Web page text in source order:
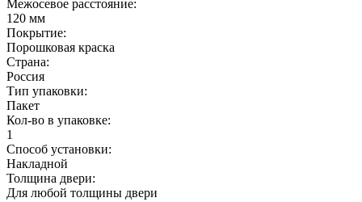
Межосевое расстояние:
120 мм
Покрытие:
Порошковая краска
Страна:
Россия
Тип упаковки:
Пакет
Кол-во в упаковке:
1
Способ установки:
Накладной
Толщина двери:
Для любой толщины двери